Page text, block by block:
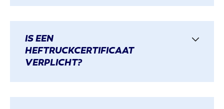
IS EEN
HEFTRUCKCERTIFICAAT
VERPLICHT?